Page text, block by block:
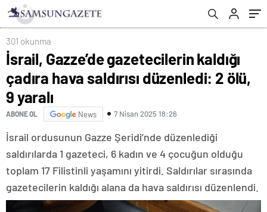
301 okunma
İsrail, Gazze’de gazetecilerin kaldığı
çadıra hava saldırısı düzenledi: 2 ölü,
9 yaralı
ABONE OL News 7 Nisan 2025 18:26
İsrail ordusunun Gazze Şeridi’nde düzenlediği
saldırılarda 1 gazeteci, 6 kadın ve 4 çocuğun olduğu
toplam 17 Filistinli yaşamını yitirdi. Saldırılar sırasında
gazetecilerin kaldığı alana da hava saldırısı düzenlendi.